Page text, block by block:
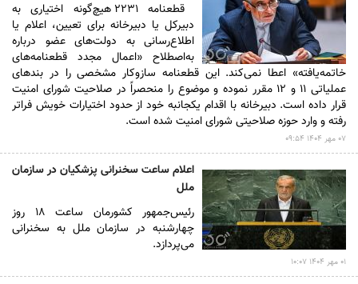
قطعنامه ۲۲۳۱ هیچ‌گونه اختیاری به
دبیرکل یا دبیرخانه برای تعیین، اعلام یا
اطلاع‌رسانی به دولت‌های عضو درباره
به‌اصطلاح «اعمال مجدد قطعنامه‌های
خاتمه‌یافته» اعطا نمی‌کند. این قطعنامه سازوکار مشخصی را در بندهای
عملیاتی ۱۱ و ۱۲ مقرر نموده و موضوع را منحصراً در صلاحیت شورای امنیت
قرار داده است. دبیرخانه با اقدام یکجانبه خود از حدود اختیارات خویش فراتر
رفته و وارد حوزه صلاحیتی شورای امنیت شده است.
۰۷ مهر ۱۴۰۴ ۰۹:۵۴
اعلام ساعت سخنرانی پزشکیان در سازمان
ملل
رئیس‌جمهور کشورمان ساعت ۱۸ روز
چهارشنبه در سازمان ملل به سخنرانی
می‌پردازد.
۰۱ مهر ۱۴۰۴ ۱۰:۰۷